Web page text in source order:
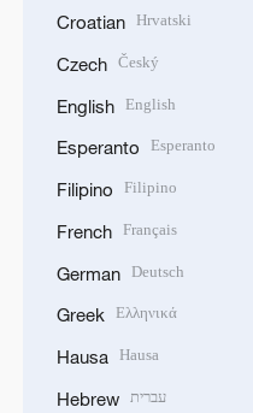
Croatian Hrvatski
Czech Český
English English
Esperanto Esperanto
Filipino Filipino
French Français
German Deutsch
Greek Ελληνικά
Hausa Hausa
Hebrew עברית